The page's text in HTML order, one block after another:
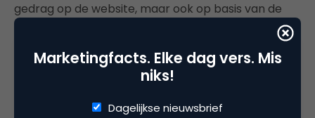
gedrag op de website, maar ook op basis van de
beschikbare voorkeuren van de klant, op zoek te
gaan naar de relevante triggers. Nadat deze aan de
content zijn gekoppeld, zet bol.com A/B‑testen in
wel of niet definitief door te voeren. Immers, elke
Marketingfacts. Elke dag vers. Mis
niks!
Dagelijkse nieuwsbrief